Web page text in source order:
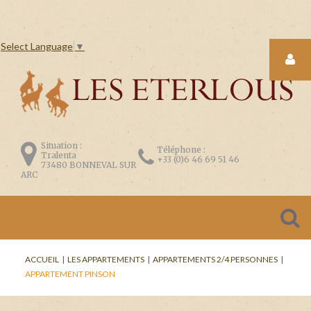
Select Language ▼
Situation :
Tralenta
73480 BONNEVAL SUR
ARC
Téléphone :
+33 (0)6 46 69 51 46
ACCUEIL | LES APPARTEMENTS | APPARTEMENTS 2/4 PERSONNES |
APPARTEMENT PINSON
LOGIN
FORM
souvenir